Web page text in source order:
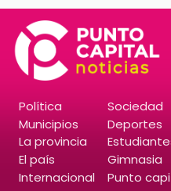
Política
Municipios
La provincia
El país
Internacional
Sociedad
Deportes
Gimnasia
Punto